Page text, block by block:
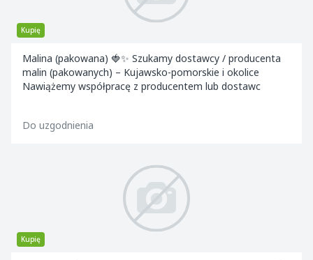
Kupię
Malina (pakowana) 🍓✨ Szukamy dostawcy / producenta
malin (pakowanych) – Kujawsko-pomorskie i okolice
Nawiążemy współpracę z producentem lub dostawc
Do uzgodnienia
Kupię